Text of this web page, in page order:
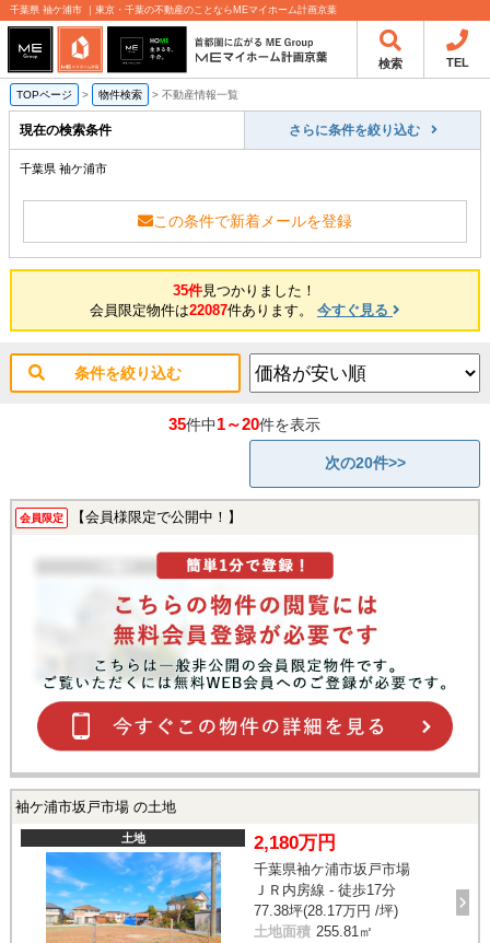
千葉県 袖ケ浦市 ｜東京・千葉の不動産のことならMEマイホーム計画京葉
検索 TEL
TOPページ > 物件検索 > 不動産情報一覧
現在の検索条件 さらに条件を絞り込む
千葉県 袖ケ浦市
この条件で新着メールを登録
35件見つかりました！
会員限定物件は22087件あります。 今すぐ見る
条件を絞り込む
35件中1～20件を表示
次の20件>>
会員限定 【会員様限定で公開中！】
袖ケ浦市坂戸市場 の土地
土地 2,180万円
千葉県袖ケ浦市坂戸市場
ＪＲ内房線 - 徒歩17分
77.38坪(28.17万円 /坪)
土地面積 255.81㎡